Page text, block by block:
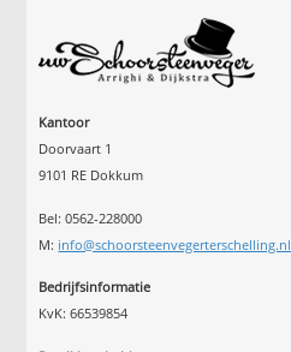
Kantoor
Doorvaart 1
9101 RE Dokkum
Bel: 0562-228000
M: info@schoorsteenvegerterschelling.nl
Bedrijfsinformatie
KvK: 66539854